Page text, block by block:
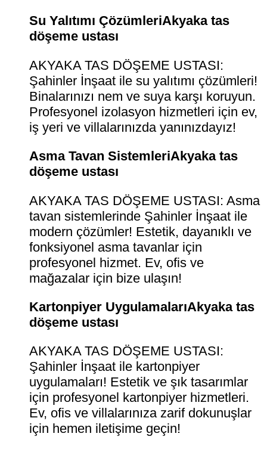
Su Yalıtımı ÇözümleriAkyaka tas
döşeme ustası
AKYAKA TAS DÖŞEME USTASI:
Şahinler İnşaat ile su yalıtımı çözümleri!
Binalarınızı nem ve suya karşı koruyun.
Profesyonel izolasyon hizmetleri için ev,
iş yeri ve villalarınızda yanınızdayız!
Asma Tavan SistemleriAkyaka tas
döşeme ustası
AKYAKA TAS DÖŞEME USTASI: Asma
tavan sistemlerinde Şahinler İnşaat ile
modern çözümler! Estetik, dayanıklı ve
fonksiyonel asma tavanlar için
profesyonel hizmet. Ev, ofis ve
mağazalar için bize ulaşın!
Kartonpiyer UygulamalarıAkyaka tas
döşeme ustası
AKYAKA TAS DÖŞEME USTASI:
Şahinler İnşaat ile kartonpiyer
uygulamaları! Estetik ve şık tasarımlar
için profesyonel kartonpiyer hizmetleri.
Ev, ofis ve villalarınıza zarif dokunuşlar
için hemen iletişime geçin!